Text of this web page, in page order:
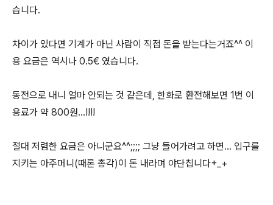
습니다.
차이가 있다면 기계가 아닌 사람이 직접 돈을 받는다는거죠^^ 이
용 요금은 역시나 0.5€ 였습니다.
동전으로 내니 얼마 안되는 것 같은데, 한화로 환전해보면 1번 이
용료가 약 800원...!!!!
절대 저렴한 요금은 아니군요^^;;;; 그냥 들어가려고 하면... 입구를
지키는 아주머니(때론 총각)이 돈 내라며 야단칩니다+_+